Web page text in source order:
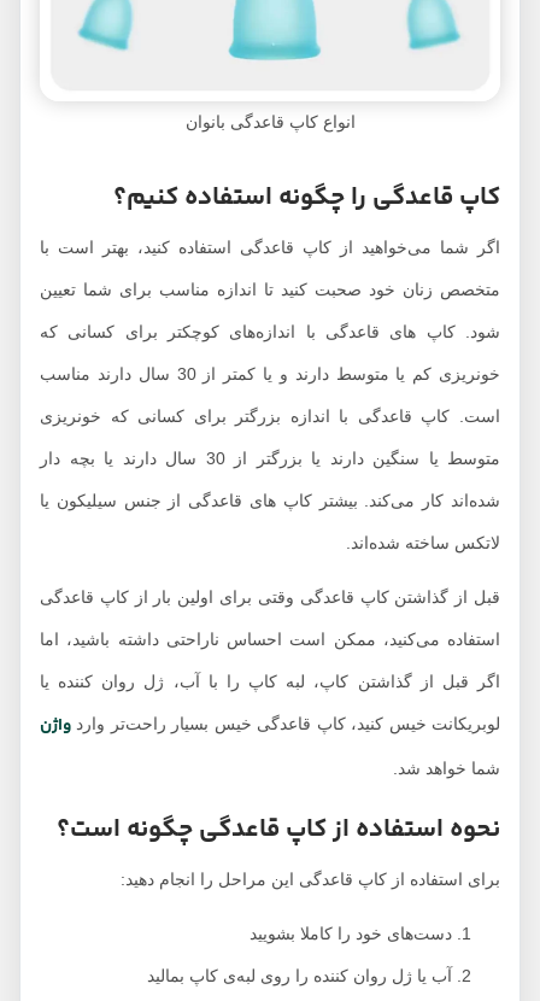
انواع کاپ قاعدگی بانوان
کاپ قاعدگی را چگونه استفاده کنیم؟
اگر شما می‌خواهید از کاپ قاعدگی استفاده کنید، بهتر است با
متخصص زنان خود صحبت کنید تا اندازه مناسب برای شما تعیین
شود. کاپ های قاعدگی با اندازه‌های کوچکتر برای کسانی که
خونریزی کم یا متوسط دارند و یا کمتر از 30 سال دارند مناسب
است. کاپ قاعدگی با اندازه بزرگتر برای کسانی که خونریزی
متوسط یا سنگین دارند یا بزرگتر از 30 سال دارند یا بچه دار
شده‌اند کار می‌کند. بیشتر کاپ های قاعدگی از جنس سیلیکون یا
لاتکس ساخته شده‌اند.
قبل از گذاشتن کاپ قاعدگی وقتی برای اولین بار از کاپ قاعدگی
استفاده می‌کنید، ممکن است احساس ناراحتی داشته باشید، اما
اگر قبل از گذاشتن کاپ، لبه کاپ را با آب، ژل روان کننده یا
لوبریکانت خیس کنید، کاپ قاعدگی خیس بسیار راحت‌تر وارد واژن
شما خواهد شد.
نحوه استفاده از کاپ قاعدگی چگونه است؟
برای استفاده از کاپ قاعدگی این مراحل را انجام دهید:
دست‌های خود را کاملا بشویید
آب یا ژل روان کننده را روی لبه‌ی کاپ بمالید